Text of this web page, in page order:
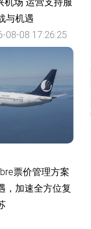
与机遇
08-08 17:26:25
票价管理方案
，加速全方位复